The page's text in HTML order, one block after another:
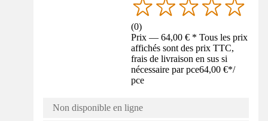
(0)
Prix — 64,00 € * Tous les prix
affichés sont des prix TTC,
frais de livraison en sus si
nécessaire par pce64,00 €*/
pce
Non disponible en ligne